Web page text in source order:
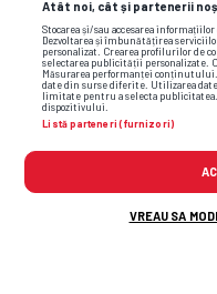
Atât noi, cât și partenerii
Stocarea și/sau accesarea
Dezvoltarea și îmbunătățirea
personalizat. Crearea profilurilor de
selectarea publicității personalizate.
Măsurarea performanței
date din surse diferite. Utilizarea
limitate pentru a selecta publicitatea.
dispozitivului.
Listă parteneri (furnizori)
VREAU SA